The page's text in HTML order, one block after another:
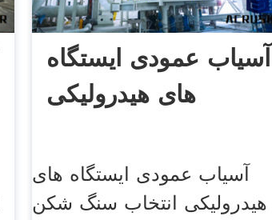
آسیاب عمودی ایستگاه
های هیدرولیکی
آسیاب عمودی ایستگاه های
هیدرولیکی انتخاب سنگ شکن